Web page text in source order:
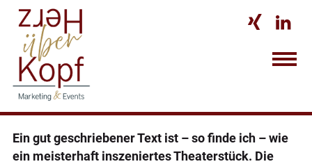
 
Ein gut geschriebener Text ist – so finde ich – wie
ein meisterhaft inszeniertes Theaterstück. Die